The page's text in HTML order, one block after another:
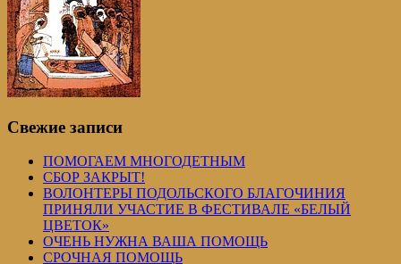
Свежие записи
ПОМОГАЕМ МНОГОДЕТНЫМ
СБОР ЗАКРЫТ!
ВОЛОНТЕРЫ ПОДОЛЬСКОГО БЛАГОЧИНИЯ
ПРИНЯЛИ УЧАСТИЕ В ФЕСТИВАЛЕ «БЕЛЫЙ
ЦВЕТОК»
ОЧЕНЬ НУЖНА ВАША ПОМОЩЬ
СРОЧНАЯ ПОМОЩЬ